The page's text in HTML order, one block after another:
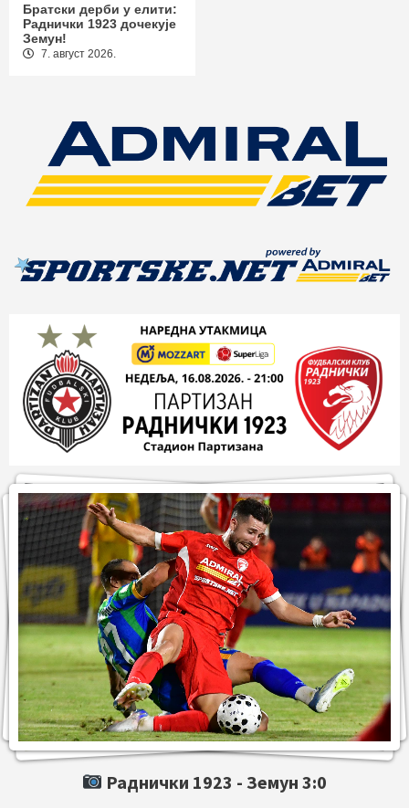
Братски дерби у елити:
Раднички 1923 дочекује
Земун!
7. август 2026.
Раднички 1923 -Земун 3:0